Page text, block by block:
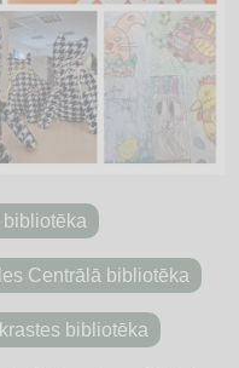
Centrālā bibliotēka
bibliotēka